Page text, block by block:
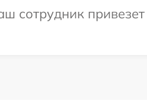
сотрудник